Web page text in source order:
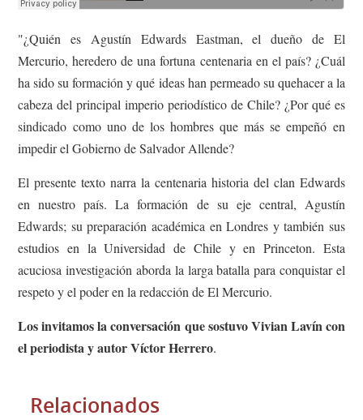
"¿Quién es Agustín Edwards Eastman, el dueño de El
Mercurio, heredero de una fortuna centenaria en el país? ¿Cuál
ha sido su formación y qué ideas han permeado su quehacer a la
cabeza del principal imperio periodístico de Chile? ¿Por qué es
sindicado como uno de los hombres que más se empeñó en
impedir el Gobierno de Salvador Allende?
El presente texto narra la centenaria historia del clan Edwards
en nuestro país. La formación de su eje central, Agustín
Edwards; su preparación académica en Londres y también sus
estudios en la Universidad de Chile y en Princeton. Esta
acuciosa investigación aborda la larga batalla para conquistar el
respeto y el poder en la redacción de El Mercurio.
Los invitamos la conversación que sostuvo Vivian Lavín con
el periodista y autor Víctor Herrero.
Relacionados